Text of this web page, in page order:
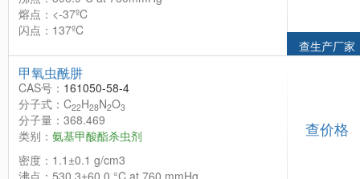
熔点：<-37ºC
闪点：137ºC
查生产厂家
甲氧虫酰肼
CAS号： 161050-58-4
分子式：C22H28N2O3
分子量：368.469
类别： 氨基甲酸酯杀虫剂
密度：1.1±0.1 g/cm3
沸点：530.3±60.0 °C at 760 mmHg
查价格